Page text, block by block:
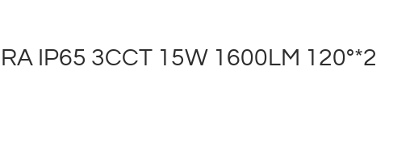
IP65 3CCT 15W 1600LM 120°*2